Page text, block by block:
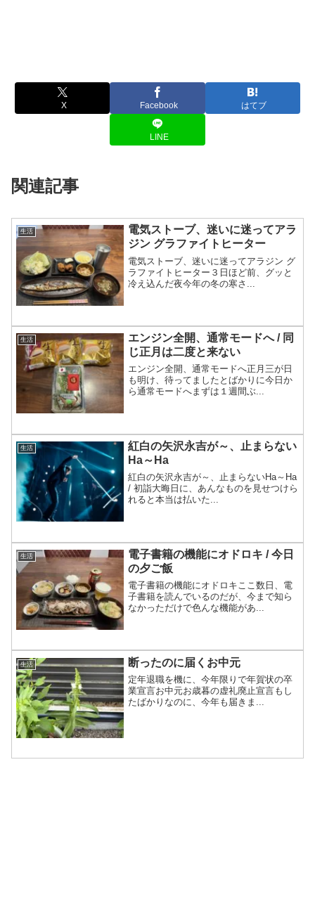
X Facebook はてブ
LINE
関連記事
生活
電気ストーブ、迷いに迷ってアラ
ジン グラファイトヒーター
電気ストーブ、迷いに迷ってアラジン グ
ラファイトヒーター３日ほど前、グッと
冷え込んだ夜今年の冬の寒さ...
生活
エンジン全開、通常モードへ / 同
じ正月は二度と来ない
エンジン全開、通常モードへ正月三が日
も明け、待ってましたとばかりに今日か
ら通常モードへまずは１週間ぶ...
生活
紅白の矢沢永吉が～、止まらない
Ha～Ha
紅白の矢沢永吉が～、止まらないHa～Ha
/ 初詣大晦日に、あんなものを見せつけら
れると本当は払いた...
生活
電子書籍の機能にオドロキ / 今日
の夕ご飯
電子書籍の機能にオドロキここ数日、電
子書籍を読んでいるのだが、今まで知ら
なかっただけで色んな機能があ...
生活 断ったのに届くお中元
定年退職を機に、今年限りで年賀状の卒
業宣言お中元お歳暮の虚礼廃止宣言もし
たばかりなのに、今年も届きま...